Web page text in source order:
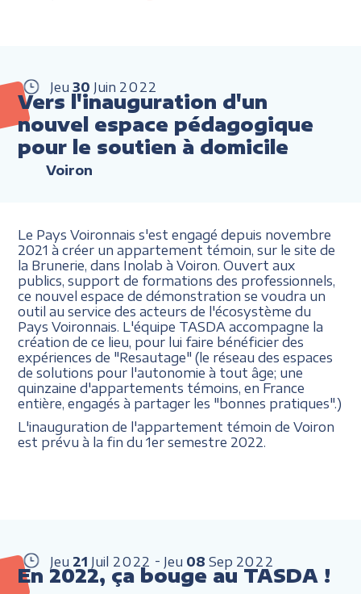
Jeu 30 Juin 2022
Vers l'inauguration d'un
nouvel espace pédagogique
pour le soutien à domicile
Voiron
Le Pays Voironnais s'est engagé depuis novembre
2021 à créer un appartement témoin, sur le site de
la Brunerie, dans Inolab à Voiron. Ouvert aux
publics, support de formations des professionnels,
ce nouvel espace de démonstration se voudra un
outil au service des acteurs de l'écosystème du
Pays Voironnais. L'équipe TASDA accompagne la
création de ce lieu, pour lui faire bénéficier des
expériences de "Resautage" (le réseau des espaces
de solutions pour l'autonomie à tout âge; une
quinzaine d'appartements témoins, en France
entière, engagés à partager les "bonnes pratiques".)
L'inauguration de l'appartement témoin de Voiron
est prévu à la fin du 1er semestre 2022.
Jeu 21 Juil 2022 Jeu 08 Sep 2022
En 2022, ça bouge au TASDA !